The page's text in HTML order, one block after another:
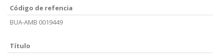
Código de refencia
BUA-AMB 0019449
Título